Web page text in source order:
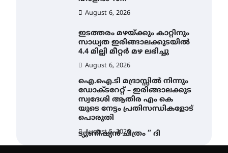
August 6, 2026
ഇടത്തരം മഴയ്ക്കും കാറ്റിനും
സാധ്യത ഇരിങ്ങാലക്കുടയിൽ
4.4 മില്ലി മീറ്റർ മഴ ലഭിച്ചു
August 6, 2026
ഐ.ഐ.ടി മദ്രാസ്സിൽ നിന്നും
ഡോക്ടറേറ്റ് – ഇരിങ്ങാലക്കുട
സ്വദേശി ആതിര എം കെ
യുടെ നേട്ടം പ്രതിസന്ധികളോട്
പൊരുതി
August 5, 2026
ട്യുണീഷ്യൻ ചിത്രം ” ദി